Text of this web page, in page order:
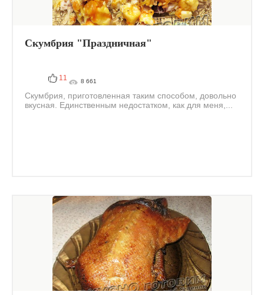
Скумбрия "Праздничная"
11 8 661
Скумбрия, приготовленная таким способом, довольно
вкусная. Единственным недостатком, как для меня,...